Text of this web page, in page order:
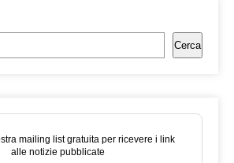
Cerca
mailing list gratuita per ricevere i link
alle notizie pubblicate